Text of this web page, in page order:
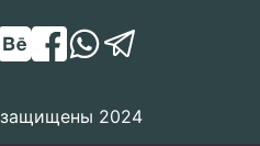
2024